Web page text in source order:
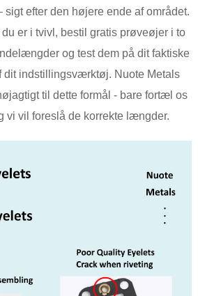
efter den højere ende af området.
er i tvivl, bestil gratis prøveøjer i to
og test dem på dit faktiske
dit indstillingsværktøj. Nuote Metals
til dette formål - bare fortæl os
vi vil foreslå de korrekte længder.